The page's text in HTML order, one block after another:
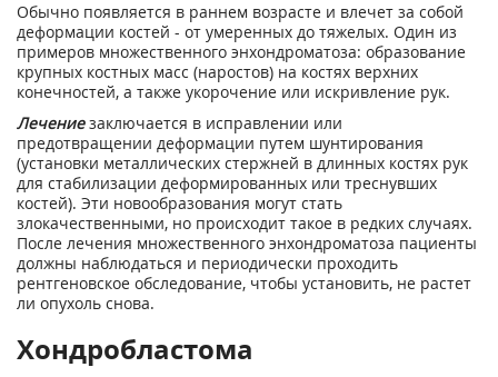
Обычно появляется в раннем возрасте и влечет за собой
деформации костей - от умеренных до тяжелых. Один из
примеров множественного энхондроматоза: образование
крупных костных масс (наростов) на костях верхних
конечностей, а также укорочение или искривление рук.
Лечениезаключается в исправлении или
предотвращении деформации путем шунтирования
(установки металлических стержней в длинных костях рук
для стабилизации деформированных или треснувших
костей). Эти новообразования могут стать
злокачественными, но происходит такое в редких случаях.
После лечения множественного энхондроматоза пациенты
должны наблюдаться и периодически проходить
рентгеновское обследование, чтобы установить, не растет
ли опухоль снова.
Хондробластома